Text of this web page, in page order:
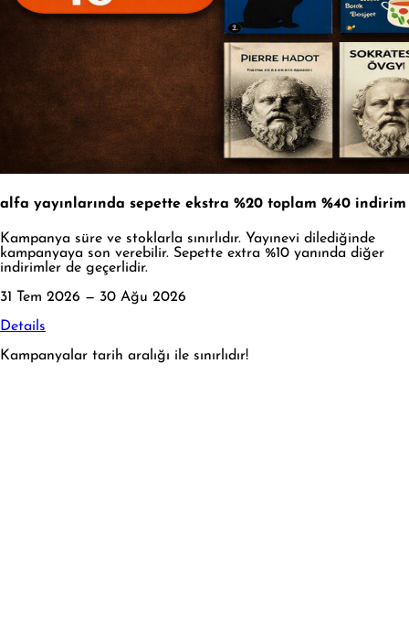
alfa yayınlarında sepette ekstra %20 toplam %40 indirim
Kampanya süre ve stoklarla sınırlıdır. Yayınevi dilediğinde
kampanyaya son verebilir. Sepette extra %10 yanında diğer
indirimler de geçerlidir.
31 Tem 2026 — 30 Ağu 2026
Details
Kampanyalar tarih aralığı ile sınırlıdır!